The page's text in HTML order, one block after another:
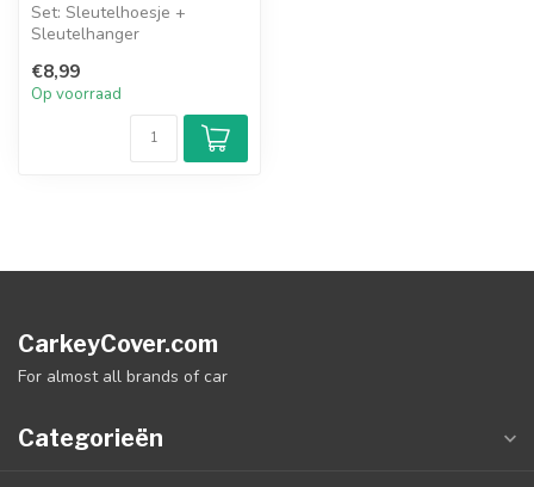
Set: Sleutelhoesje +
Sleutelhanger
€8,99
Op voorraad
CarkeyCover.com
For almost all brands of car
Categorieën